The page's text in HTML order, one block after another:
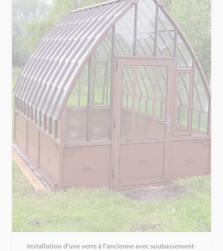
Installation d’une serre à l’ancienne avec soubassement-